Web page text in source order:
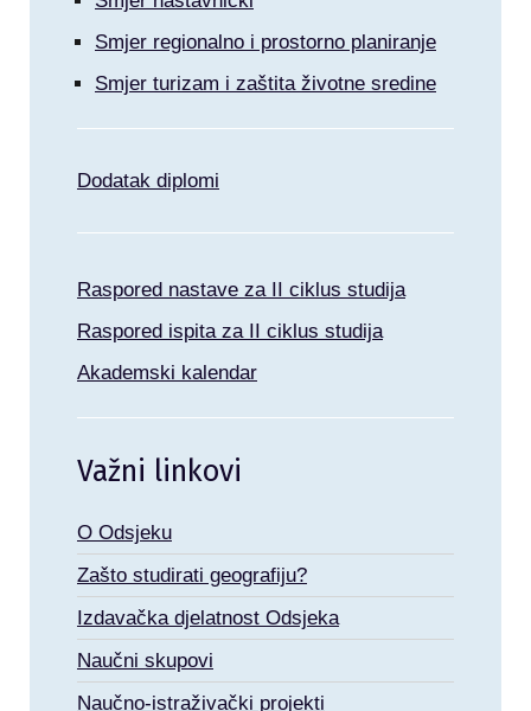
Smjer regionalno i prostorno planiranje
Smjer turizam i zaštita životne sredine
Dodatak diplomi
Raspored nastave za II ciklus studija
Raspored ispita za II ciklus studija
Akademski kalendar
Važni linkovi
O Odsjeku
Zašto studirati geografiju?
Izdavačka djelatnost Odsjeka
Naučni skupovi
Naučno-istraživački projekti